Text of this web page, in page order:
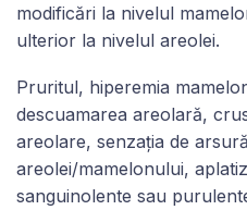
modificări la nivelul
ulterior la nivelul areolei.
Pruritul, hiperemia
descuamarea areolară,
areolare, senzația de
areolei/mamelonului,
sanguinolente sau